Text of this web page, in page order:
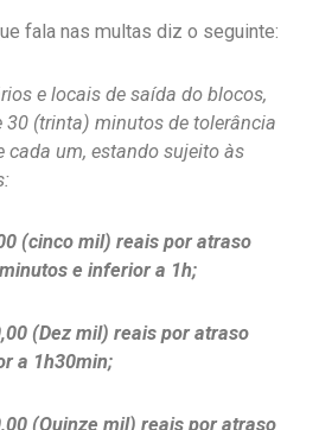
fala nas multas diz o seguinte:
e locais de saída do blocos,
30 (trinta) minutos de tolerância
cada um, estando sujeito às
(cinco mil) reais por atraso
e inferior a 1h;
(Dez mil) reais por atraso
a 1h30min;
(Quinze mil) reais por atraso